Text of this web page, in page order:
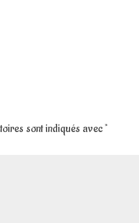
sont indiqués avec*